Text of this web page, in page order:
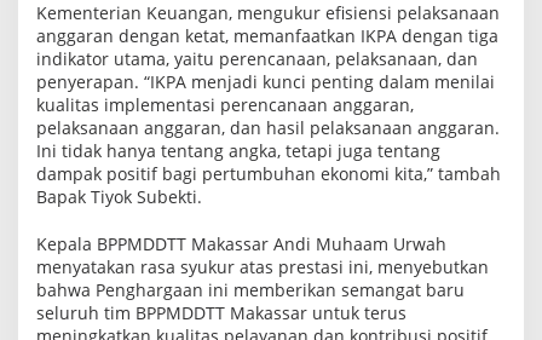
Kementerian Keuangan, mengukur efisiensi pelaksanaan
anggaran dengan ketat, memanfaatkan IKPA dengan tiga
indikator utama, yaitu perencanaan, pelaksanaan, dan
penyerapan. “IKPA menjadi kunci penting dalam menilai
kualitas implementasi perencanaan anggaran,
pelaksanaan anggaran, dan hasil pelaksanaan anggaran.
Ini tidak hanya tentang angka, tetapi juga tentang
dampak positif bagi pertumbuhan ekonomi kita,” tambah
Bapak Tiyok Subekti.
Kepala BPPMDDTT Makassar Andi Muhaam Urwah
menyatakan rasa syukur atas prestasi ini, menyebutkan
bahwa Penghargaan ini memberikan semangat baru
seluruh tim BPPMDDTT Makassar untuk terus